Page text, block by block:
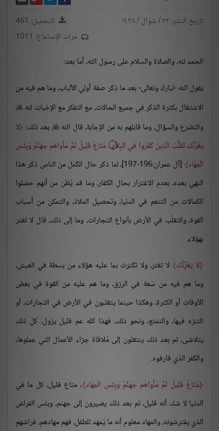
تاريخ النشر: ٢٢ / شوّال / ١٤٣٨
التحميل: 461
مرات الإستماع: 1011
الحمد لله، والصلاة والسلام على رسول الله، أما بعد:
يقول الله -تبارك وتعالى- بعد ما ذكر صفة أولي الألباب، وما هم فيه من
الاشتغال بكثرة الذكر في جميع الحالات، مع التفكر مع الإخبات لله 
والتضرع والسؤال، وما قابلهم به من الإجابة، قال الله بعد ذلك: لاَ
يَغُرَّنَّكَ تَقَلُّبُ الَّذِينَ كَفَرُواْ فِي الْبِلاَد۝مَتَاعٌ قَلِيلٌ ثُمَّ مَأْوَاهُمْ جَهَنَّمُ وَبِئْسَ
الْمِهَاد
[آل عمران:196-197]، لما ذكر حال الكُمّل من الناس ذكر هذا
النهي بعده، بعدم الاغترار بحال الكفار، وما قد يُظن من أنهم حصلوا
الكمالات من التنعم في الدنيا، وتحصيل الملاذ، والتمكن من أسباب
القوة، والتقلُب في الأرض بأنواع التجارات، وما إلى ذلك، قال لا تغتر
بهؤلاء.
لاَ يَغُرَّنَّكَ لا تغتر، ولا تكترث بما عليه هؤلاء من بسطة في العيش،
وما هم فيه من سَعة في الرزق، وما هم عليه من القوة في بعض
الأوقات أو الكثرة، وهكذا حينما يتقلبون في الأرض في التجارات، أو
التنزه فيها، والتمتع، ونحو ذلك، فهذا كله عم قليل يزول، كل ذلك
يتلاشى، ثم بعد ذلك ينتقلون إلى مُلاقاة جزاء الأعمال التي عملوها،
والكفر الذي قارفوه.
مَتَاعٌ قَلِيلٌ ثُمَّ مَأْوَاهُمْ جَهَنَّمُ وَبِئْسَ الْمِهَاد ، متاع قليل، كل ما في
الدنيا لا شك أنه قليل، ثم بعد ذلك يصيرون إلى جهنم، وبئس الفراش
الذي يفترشونه، والمهاد معلوم أنه ما يُمهد للطفل، فهم مهادهم، فراشهم